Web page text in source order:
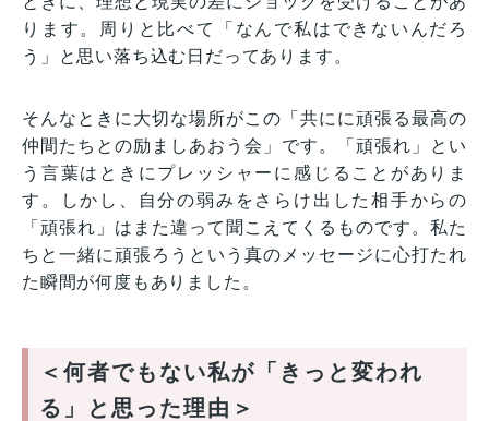
ります。周りと比べて「なんで私はできないんだろ
う」と思い落ち込む日だってあります。
そんなときに大切な場所がこの「共にに頑張る最高の
仲間たちとの励ましあおう会」です。「頑張れ」とい
う言葉はときにプレッシャーに感じることがありま
す。しかし、自分の弱みをさらけ出した相手からの
「頑張れ」はまた違って聞こえてくるものです。私た
ちと一緒に頑張ろうという真のメッセージに心打たれ
た瞬間が何度もありました。
＜何者でもない私が「きっと変われ
る」と思った理由＞